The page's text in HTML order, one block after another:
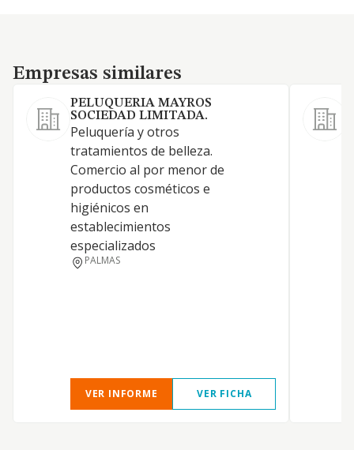
Empresas similares
Empresas similares
PELUQUERIA MAYROS
SOCIEDAD LIMITADA.
Peluquería y otros
tratamientos de belleza.
Comercio al por menor de
productos cosméticos e
higiénicos en
establecimientos
especializados
PALMAS
VER INFORME VER FICHA